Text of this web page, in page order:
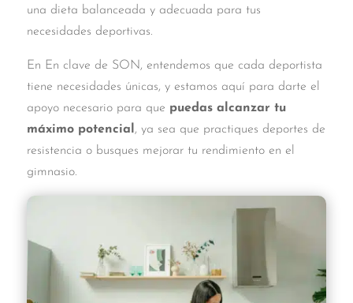
una dieta balanceada y adecuada para tus
necesidades deportivas.
En En clave de SON, entendemos que cada deportista
tiene necesidades únicas, y estamos aquí para darte el
apoyo necesario para que puedas alcanzar tu
máximo potencial , ya sea que practiques deportes de
resistencia o busques mejorar tu rendimiento en el
gimnasio.